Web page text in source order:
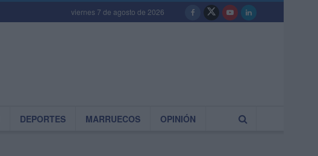
viernes 7 de agosto de 2026
DEPORTES MARRUECOS OPINIÓN